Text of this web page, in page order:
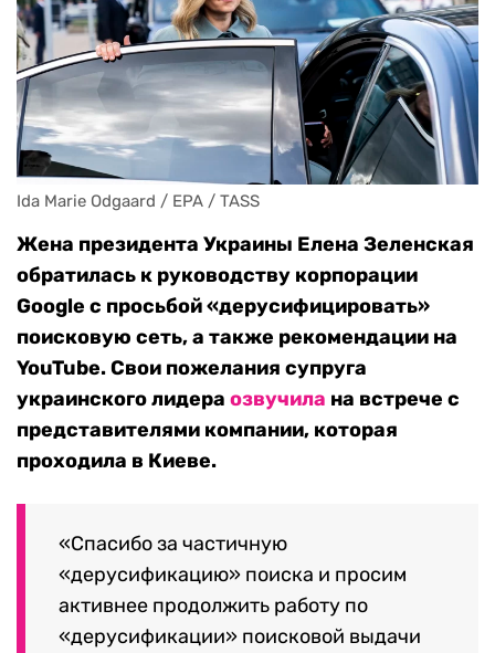
Ida Marie Odgaard / EPA / TASS
Жена президента Украины Елена Зеленская
обратилась к руководству корпорации
Google с просьбой «дерусифицировать»
поисковую сеть, а также рекомендации на
YouTube. Свои пожелания супруга
украинского лидера озвучила на встрече с
представителями компании, которая
проходила в Киеве.
«Спасибо за частичную
«дерусификацию» поиска и просим
активнее продолжить работу по
«дерусификации» поисковой выдачи